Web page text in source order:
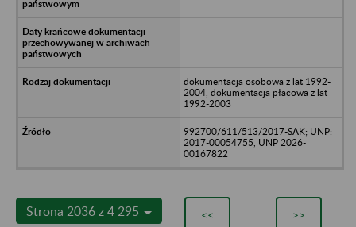
dokumentacja osobowa z lat 1992-
2004, dokumentacja płacowa z lat
1992-2003
992700/611/513/2017-SAK; UNP:
2017-00054755, UNP 2026-
00167822
Strona 2036 z 4 295 << >>